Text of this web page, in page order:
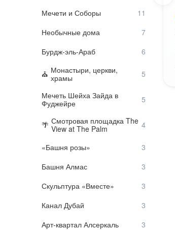
Мечети и Соборы
Необычные дома
Бурдж-эль-Араб
Монастыри, церкви,
храмы
Мечеть Шейха Зайда в
Фуджейре
Смотровая площадка The
View at The Palm
«Башня розы»
Башня Алмас
Скульптура «Вместе»
Канал Дубай
Арт-квартал Алсеркаль